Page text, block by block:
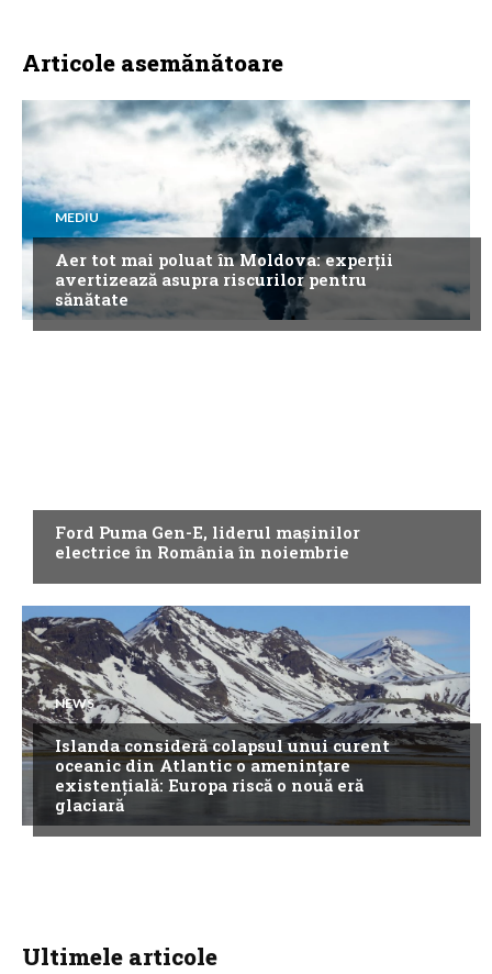
Articole asemănătoare
MEDIU
Aer tot mai poluat în Moldova: experții
avertizează asupra riscurilor pentru
sănătate
Ford Puma Gen-E, liderul mașinilor
electrice în România în noiembrie
NEWS
Islanda consideră colapsul unui curent
oceanic din Atlantic o amenințare
existențială: Europa riscă o nouă eră
glaciară
Ultimele articole